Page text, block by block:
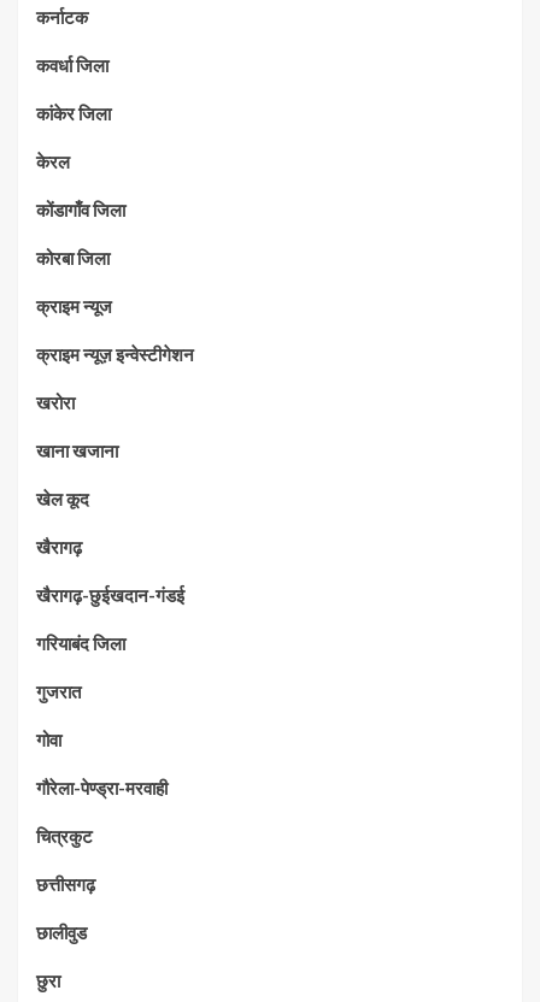
कर्नाटक
कवर्धा जिला
कांकेर जिला
केरल
कोंडागाँव जिला
कोरबा जिला
क्राइम न्यूज
क्राइम न्यूज़ इन्वेस्टीगेशन
खरोरा
खाना खजाना
खेल कूद
खैरागढ़
खैरागढ़-छुईखदान-गंडई
गरियाबंद जिला
गुजरात
गोवा
गौरेला-पेण्ड्रा-मरवाही
चित्रकुट
छत्तीसगढ़
छालीवुड
छुरा